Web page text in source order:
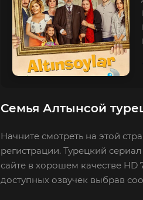
Семья Алтынсой
Начните смотреть на этой
регистрации. Турецкий
сайте в хорошем качестве
доступных озвучек выбрав